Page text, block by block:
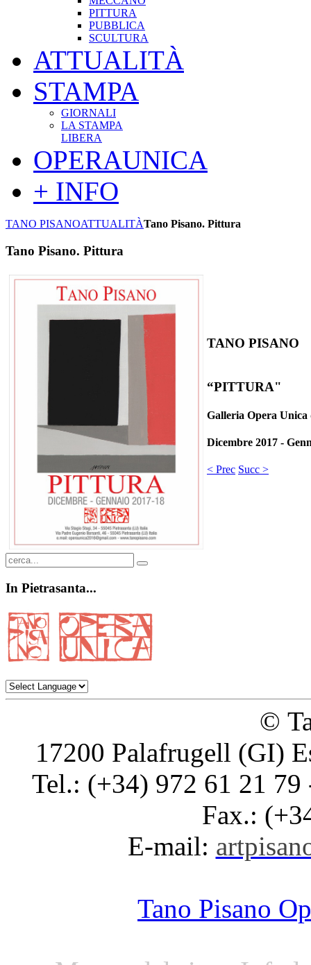
PITTURA
PUBBLICA
SCULTURA
ATTUALITÀ
STAMPA
GIORNALI
LA STAMPA
LIBERA
OPERAUNICA
+ INFO
TANO PISANOATTUALITÀTano Pisano. Pittura
Tano Pisano. Pittura
TANO PISANO
“PITTURA"
Galleria Opera Unica
Dicembre 2017 -
< Prec Succ >
In Pietrasanta...
©
17200 Palafrugell (GI)
Tel.: (+34) 972 61 21
Fax.:
E-mail:
Tano Pisano